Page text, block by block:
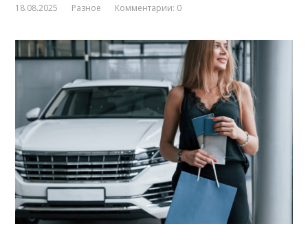
18.08.2025 Разное Комментарии: 0